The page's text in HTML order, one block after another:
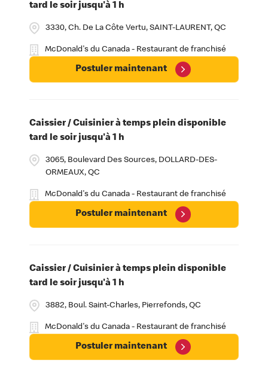
tard le soir jusqu'à 1 h
3330, Ch. De La Côte Vertu, SAINT-LAURENT, QC
McDonald's du Canada - Restaurant de franchisé
Postuler maintenant
Caissier / Cuisinier à temps plein disponible
tard le soir jusqu'à 1 h
3065, Boulevard Des Sources, DOLLARD-DES-
ORMEAUX, QC
McDonald's du Canada - Restaurant de franchisé
Postuler maintenant
Caissier / Cuisinier à temps plein disponible
tard le soir jusqu'à 1 h
3882, Boul. Saint-Charles, Pierrefonds, QC
McDonald's du Canada - Restaurant de franchisé
Postuler maintenant